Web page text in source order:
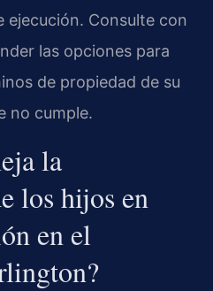
ejecución. Consulte con
las opciones para
de propiedad de su
no cumple.
la
los hijos en
en el